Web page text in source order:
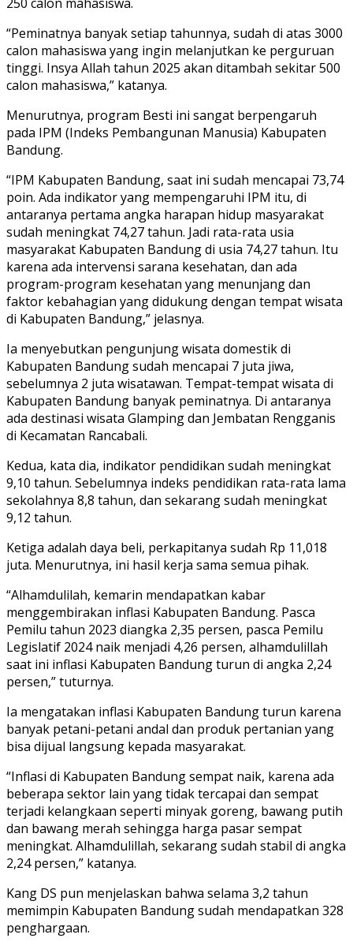
“Peminatnya banyak setiap tahunnya, sudah di atas 3000
calon mahasiswa yang ingin melanjutkan ke perguruan
tinggi. Insya Allah tahun 2025 akan ditambah sekitar 500
calon mahasiswa,” katanya.
Menurutnya, program Besti ini sangat berpengaruh
pada IPM (Indeks Pembangunan Manusia) Kabupaten
Bandung.
“IPM Kabupaten Bandung, saat ini sudah mencapai 73,74
poin. Ada indikator yang mempengaruhi IPM itu, di
antaranya pertama angka harapan hidup masyarakat
sudah meningkat 74,27 tahun. Jadi rata-rata usia
masyarakat Kabupaten Bandung di usia 74,27 tahun. Itu
karena ada intervensi sarana kesehatan, dan ada
program-program kesehatan yang menunjang dan
faktor kebahagian yang didukung dengan tempat wisata
di Kabupaten Bandung,” jelasnya.
Ia menyebutkan pengunjung wisata domestik di
Kabupaten Bandung sudah mencapai 7 juta jiwa,
sebelumnya 2 juta wisatawan. Tempat-tempat wisata di
Kabupaten Bandung banyak peminatnya. Di antaranya
ada destinasi wisata Glamping dan Jembatan Rengganis
di Kecamatan Rancabali.
Kedua, kata dia, indikator pendidikan sudah meningkat
9,10 tahun. Sebelumnya indeks pendidikan rata-rata lama
sekolahnya 8,8 tahun, dan sekarang sudah meningkat
9,12 tahun.
Ketiga adalah daya beli, perkapitanya sudah Rp 11,018
juta. Menurutnya, ini hasil kerja sama semua pihak.
“Alhamdulilah, kemarin mendapatkan kabar
menggembirakan inflasi Kabupaten Bandung. Pasca
Pemilu tahun 2023 diangka 2,35 persen, pasca Pemilu
Legislatif 2024 naik menjadi 4,26 persen, alhamdulillah
saat ini inflasi Kabupaten Bandung turun di angka 2,24
persen,” tuturnya.
Ia mengatakan inflasi Kabupaten Bandung turun karena
banyak petani-petani andal dan produk pertanian yang
bisa dijual langsung kepada masyarakat.
“Inflasi di Kabupaten Bandung sempat naik, karena ada
beberapa sektor lain yang tidak tercapai dan sempat
terjadi kelangkaan seperti minyak goreng, bawang putih
dan bawang merah sehingga harga pasar sempat
meningkat. Alhamdulillah, sekarang sudah stabil di angka
2,24 persen,” katanya.
Kang DS pun menjelaskan bahwa selama 3,2 tahun
memimpin Kabupaten Bandung sudah mendapatkan 328
penghargaan.